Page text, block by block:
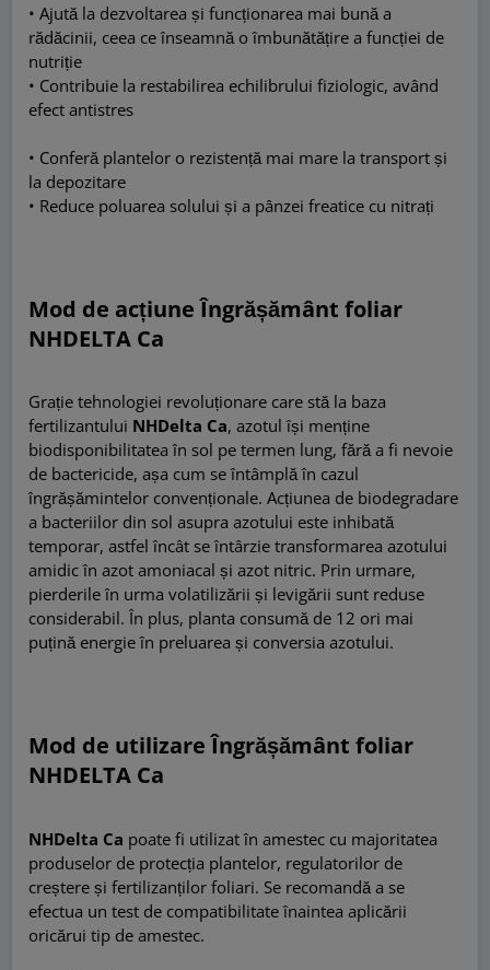
• Ajută la dezvoltarea și funcționarea mai bună a
rădăcinii, ceea ce înseamnă o îmbunătățire a funcției de
nutriție
• Contribuie la restabilirea echilibrului fiziologic, având
efect antistres
• Conferă plantelor o rezistență mai mare la transport și
la depozitare
• Reduce poluarea solului și a pânzei freatice cu nitrați
Mod de acțiune Îngrășământ foliar
NHDELTA Ca
Grație tehnologiei revoluționare care stă la baza
fertilizantului NHDelta Ca, azotul își menține
biodisponibilitatea în sol pe termen lung, fără a fi nevoie
de bactericide, așa cum se întâmplă în cazul
îngrășămintelor convenționale. Acțiunea de biodegradare
a bacteriilor din sol asupra azotului este inhibată
temporar, astfel încât se întârzie transformarea azotului
amidic în azot amoniacal și azot nitric. Prin urmare,
pierderile în urma volatilizării și levigării sunt reduse
considerabil. În plus, planta consumă de 12 ori mai
puțină energie în preluarea și conversia azotului.
Mod de utilizare Îngrășământ foliar
NHDELTA Ca
NHDelta Ca poate fi utilizat în amestec cu majoritatea
produselor de protecția plantelor, regulatorilor de
creștere și fertilizanților foliari. Se recomandă a se
efectua un test de compatibilitate înaintea aplicării
oricărui tip de amestec.